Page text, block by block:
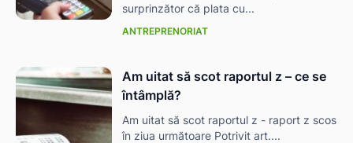
surprinzător că plata cu...
ANTREPRENORIAT
Am uitat să scot raportul z – ce se
întâmplă?
Am uitat să scot raportul z - raport z scos
în ziua următoare Potrivit art....